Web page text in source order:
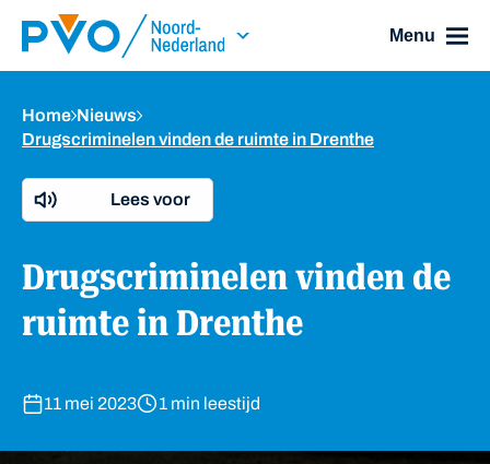
Skip Navigation or Skip to Content
Menu
Home
Nieuws
Drugscriminelen vinden de ruimte in Drenthe
Lees voor
Drugscriminelen vinden de
ruimte in Drenthe
11 mei 2023 1 min leestijd